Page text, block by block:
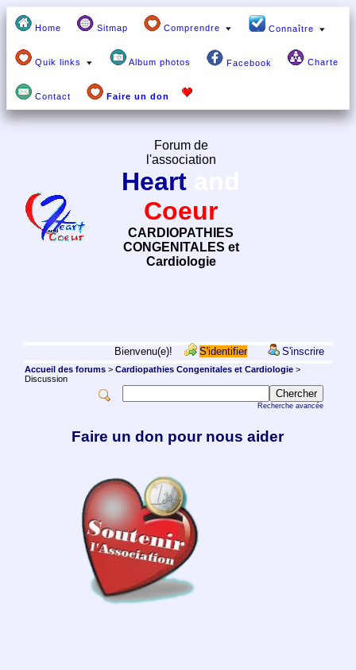
Home Sitmap Comprendre Connaître
Quik links Album photos Facebook Charte
Contact Faire un don
Forum de
l'association
Heart
Coeur
CARDIOPATHIES
CONGENITALES et
Cardiologie
Bienvenu(e)! S'identifier S'inscrire
Accueil des forums> Cardiopathies Congenitales et Cardiologie>
Discussion
Recherche avancée
Faire un don pour nous aider